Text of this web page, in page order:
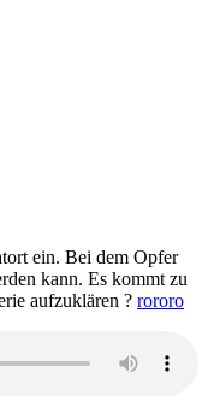
ein. Bei dem Opfer
kann. Es kommt zu
aufzuklären ? rororo